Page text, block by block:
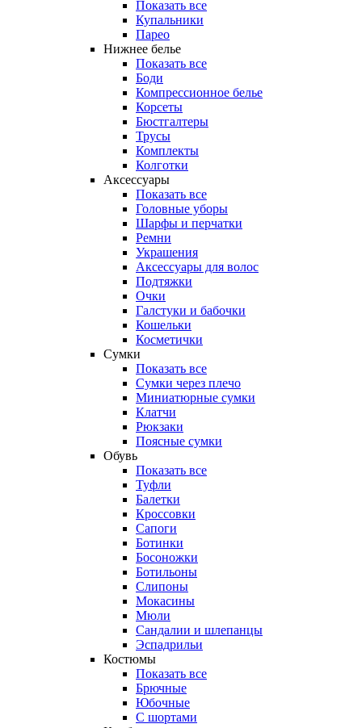
Показать все
Купальники
Парео
Нижнее белье
Показать все
Боди
Компрессионное белье
Корсеты
Бюстгалтеры
Трусы
Комплекты
Колготки
Аксессуары
Показать все
Головные уборы
Шарфы и перчатки
Ремни
Украшения
Аксессуары для волос
Подтяжки
Очки
Галстуки и бабочки
Кошельки
Косметички
Сумки
Показать все
Сумки через плечо
Миниатюрные cумки
Клатчи
Рюкзаки
Поясные сумки
Обувь
Показать все
Туфли
Балетки
Кроссовки
Сапоги
Ботинки
Босоножки
Ботильоны
Слипоны
Мокасины
Мюли
Сандалии и шлепанцы
Эспадрильи
Костюмы
Показать все
Брючные
Юбочные
С шортами